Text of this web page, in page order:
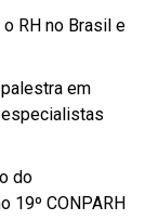
RH no Brasil e
em
especialistas
do
19º CONPARH